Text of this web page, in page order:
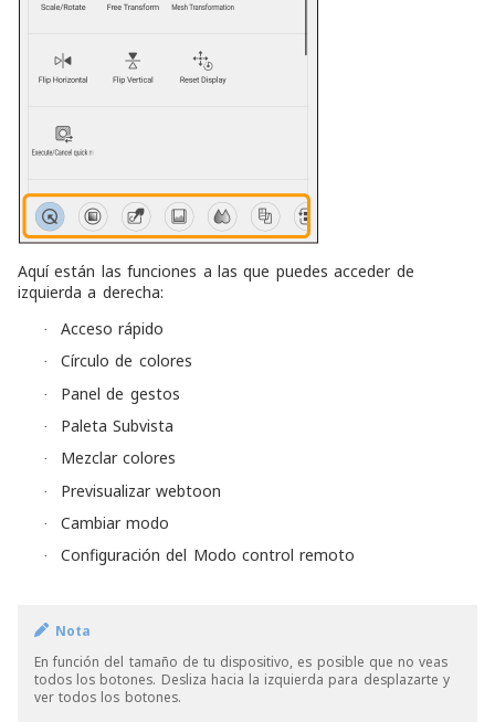
Aquí están las funciones a las que puedes acceder de
izquierda a derecha:
· Acceso rápido
· Círculo de colores
· Panel de gestos
· Paleta Subvista
· Mezclar colores
· Previsualizar webtoon
· Cambiar modo
· Configuración del Modo control remoto
Nota
En función del tamaño de tu dispositivo, es posible que no veas
todos los botones. Desliza hacia la izquierda para desplazarte y
ver todos los botones.